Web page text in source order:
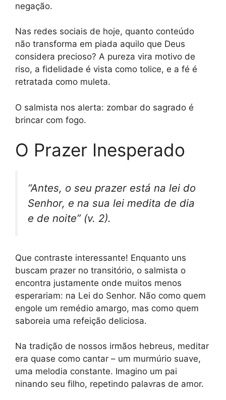
negação.
Nas redes sociais de hoje, quanto conteúdo
não transforma em piada aquilo que Deus
considera precioso? A pureza vira motivo de
riso, a fidelidade é vista como tolice, e a fé é
retratada como muleta.
O salmista nos alerta: zombar do sagrado é
brincar com fogo.
O Prazer Inesperado
“Antes, o seu prazer está na lei do
Senhor, e na sua lei medita de dia
e de noite” (v. 2).
Que contraste interessante! Enquanto uns
buscam prazer no transitório, o salmista o
encontra justamente onde muitos menos
esperariam: na Lei do Senhor. Não como quem
engole um remédio amargo, mas como quem
saboreia uma refeição deliciosa.
Na tradição de nossos irmãos hebreus, meditar
era quase como cantar – um murmúrio suave,
uma melodia constante. Imagino um pai
ninando seu filho, repetindo palavras de amor.